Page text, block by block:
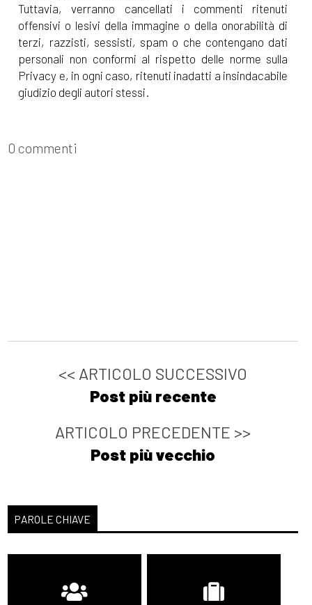
Tuttavia, verranno cancellati i commenti ritenuti
offensivi o lesivi della immagine o della onorabilità di
terzi, razzisti, sessisti, spam o che contengano dati
personali non conformi al rispetto delle norme sulla
Privacy e, in ogni caso, ritenuti inadatti a insindacabile
giudizio degli autori stessi.
0 commenti
<< ARTICOLO SUCCESSIVO
Post più recente
ARTICOLO PRECEDENTE >>
Post più vecchio
PAROLE CHIAVE